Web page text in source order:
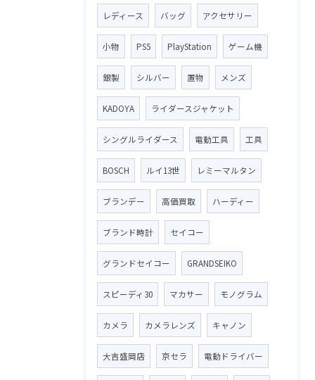
レディース バッグ アクセサリー
小物 PS5 PlayStation ゲーム機
銀製 シルバー 置物 メンズ
KADOYA ライダースジャケット
シングルライダース 電動工具 工具
BOSCH ルイ13世 レミーマルタン
ブランデー 高価買取 ハーディー
ブランド時計 セイコー
グランドセイコー GRANDSEIKO
スピーディ30 マカサー モノグラム
カメラ カメラレンズ キャノン
大吉盛岡店 京セラ 電動ドライバー